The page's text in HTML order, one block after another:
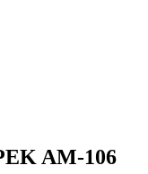
AM-106